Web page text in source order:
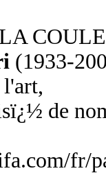
(1933-
de
fr/